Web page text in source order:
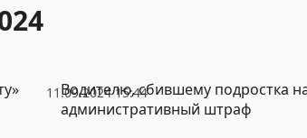
11.09.2024 15:44
Водителю, сбившему подростка
административный штраф